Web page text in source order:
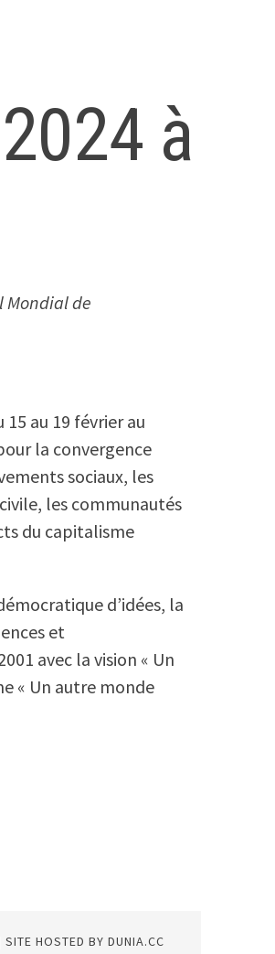
à
Mondial de
au 19 février au
la convergence
sociaux, les
les communautés
du capitalisme
d’idées, la
et
avec la vision « Un
« Un autre monde
SITE HOSTED BYDUNIA.CC